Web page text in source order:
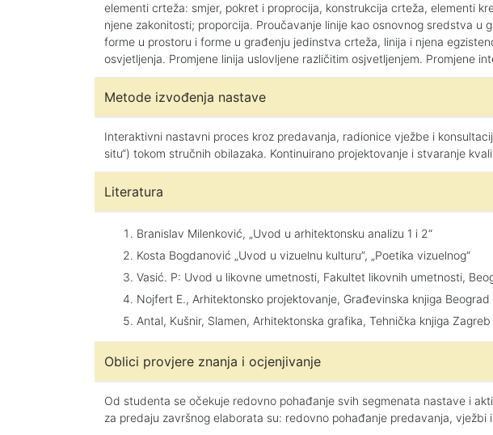
elementi crteža: smjer, pokret i proprocija, konstrukcija crteža, elementi
njene zakonitosti; proporcija. Proučavanje linije kao osnovnog sredstva
forme u prostoru i forme u građenju jedinstva crteža, linija i njena
osvjetljenja. Promjene linija uslovljene različitim osjvetljenjem. Promjene
Metode izvođenja nastave
Interaktivni nastavni proces kroz predavanja, radionice vježbe i
situ“) tokom stručnih obilazaka. Kontinuirano projektovanje i stvaranje
Literatura
Branislav Milenković, „Uvod u arhitektonsku analizu 1 i 2“
Kosta Bogdanović „Uvod u vizuelnu kulturu”, „Poetika vizuelnog“
Vasić. P: Uvod u likovne umetnosti, Fakultet likovnih umetnosti,
Nojfert E., Arhitektonsko projektovanje, Građevinska knjiga
Antal, Kušnir, Slamen, Arhitektonska grafika, Tehnička knjiga Zagreb
Oblici provjere znanja i ocjenjivanje
Od studenta se očekuje redovno pohađanje svih segmenata nastave i
za predaju završnog elaborata su: redovno pohađanje predavanja,